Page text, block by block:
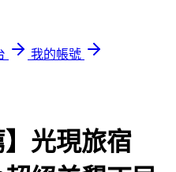
我的帳號
】光現旅宿